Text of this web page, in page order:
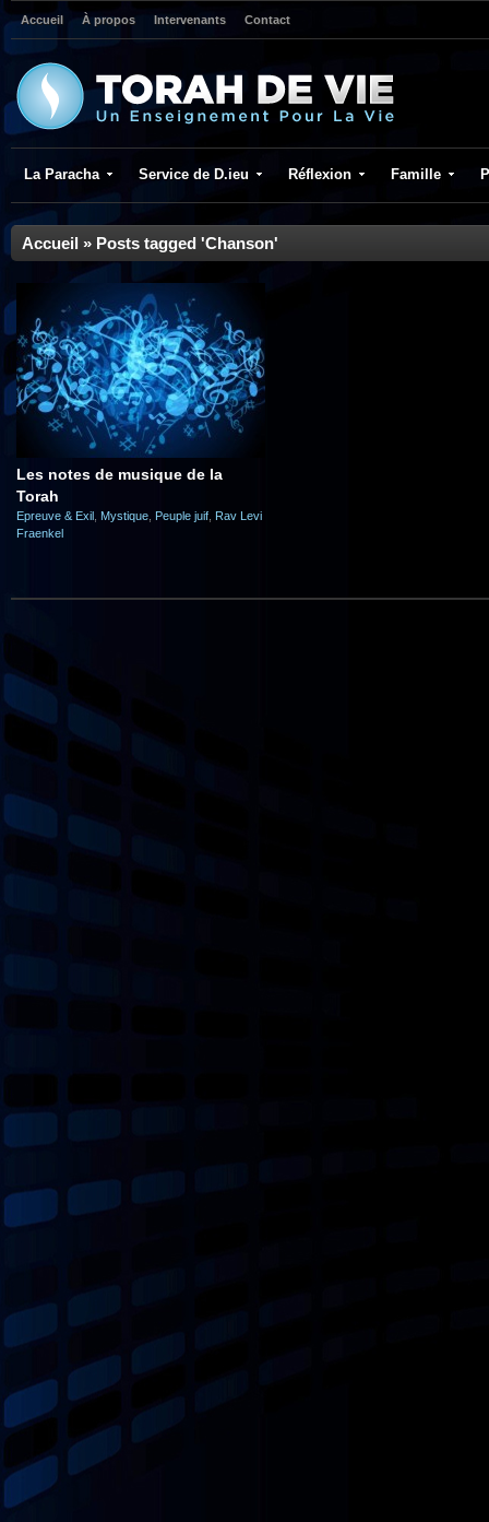
Accueil À propos Intervenants Contact
La Paracha Service de D.ieu Réflexion Famille
Accueil » Posts tagged 'Chanson'
Les notes de musique de la
Torah
Epreuve & Exil Mystique Peuple juif Rav Levi
Fraenkel